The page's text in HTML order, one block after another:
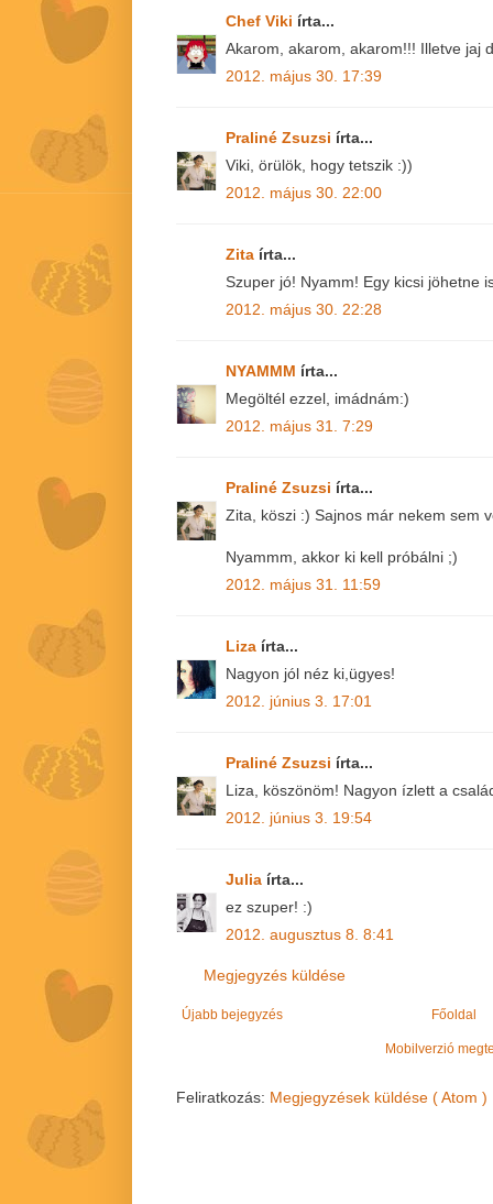
Chef Viki írta...
Akarom, akarom, akarom!!! Illetve jaj
2012. május 30. 17:39
Praliné Zsuzsi írta...
Viki, örülök, hogy tetszik :))
2012. május 30. 22:00
Zita írta...
Szuper jó! Nyamm! Egy kicsi jöhetne
2012. május 30. 22:28
NYAMMM írta...
Megöltél ezzel, imádnám:)
2012. május 31. 7:29
Praliné Zsuzsi írta...
Zita, köszi :) Sajnos már nekem sem
Nyammm, akkor ki kell próbálni ;)
2012. május 31. 11:59
Liza írta...
Nagyon jól néz ki,ügyes!
2012. június 3. 17:01
Praliné Zsuzsi írta...
Liza, köszönöm! Nagyon ízlett a
2012. június 3. 19:54
Julia írta...
ez szuper! :)
2012. augusztus 8. 8:41
Megjegyzés küldése
Újabb bejegyzés Főoldal
Mobilverzió
Feliratkozás: Megjegyzések küldése ( Atom )